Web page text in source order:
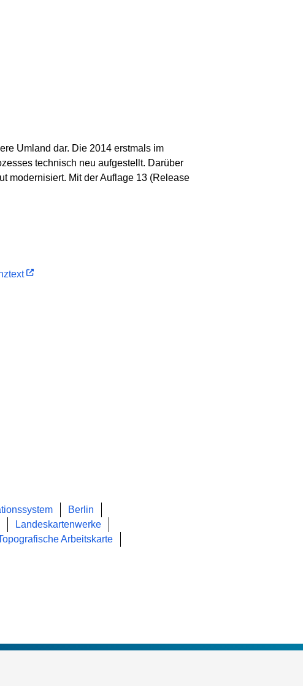
Umland dar. Die 2014 erstmals im
technisch neu aufgestellt. Darüber
modernisiert. Mit der Auflage 13 (Release
Berlin
Landeskartenwerke
Arbeitskarte